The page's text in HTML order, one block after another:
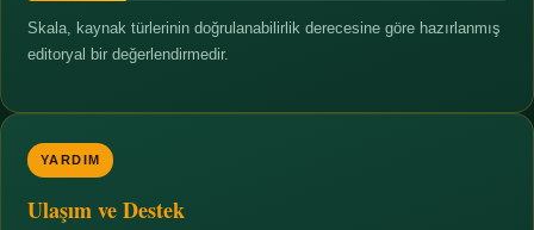
Skala, kaynak türlerinin doğrulanabilirlik derecesine göre hazırlanmış
editoryal bir değerlendirmedir.
YARDIM
Ulaşım ve Destek